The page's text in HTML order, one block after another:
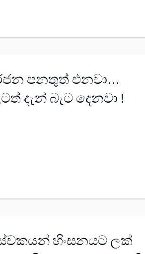
පනතුත් එනවා…
දැන් බැට දෙනවා !
හිංසනයට ලක්